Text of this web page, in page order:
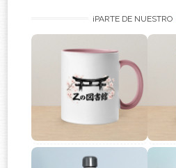
¡PARTE DE NUESTRO